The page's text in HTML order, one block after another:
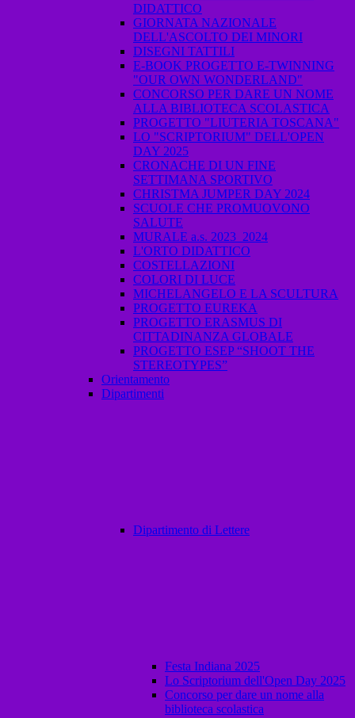
DIDATTICO
GIORNATA NAZIONALE
DELL'ASCOLTO DEI MINORI
DISEGNI TATTILI
E-BOOK PROGETTO E-TWINNING
"OUR OWN WONDERLAND"
CONCORSO PER DARE UN NOME
ALLA BIBLIOTECA SCOLASTICA
PROGETTO "LIUTERIA TOSCANA"
LO "SCRIPTORIUM" DELL'OPEN
DAY 2025
CRONACHE DI UN FINE
SETTIMANA SPORTIVO
CHRISTMA JUMPER DAY 2024
SCUOLE CHE PROMUOVONO
SALUTE
MURALE a.s. 2023_2024
L'ORTO DIDATTICO
COSTELLAZIONI
COLORI DI LUCE
MICHELANGELO E LA SCULTURA
PROGETTO EUREKA
PROGETTO ERASMUS DI
CITTADINANZA GLOBALE
PROGETTO ESEP “SHOOT THE
STEREOTYPES”
Orientamento
Dipartimenti
Dipartimento di Lettere
Festa Indiana 2025
Lo Scriptorium dell'Open Day 2025
Concorso per dare un nome alla
biblioteca scolastica